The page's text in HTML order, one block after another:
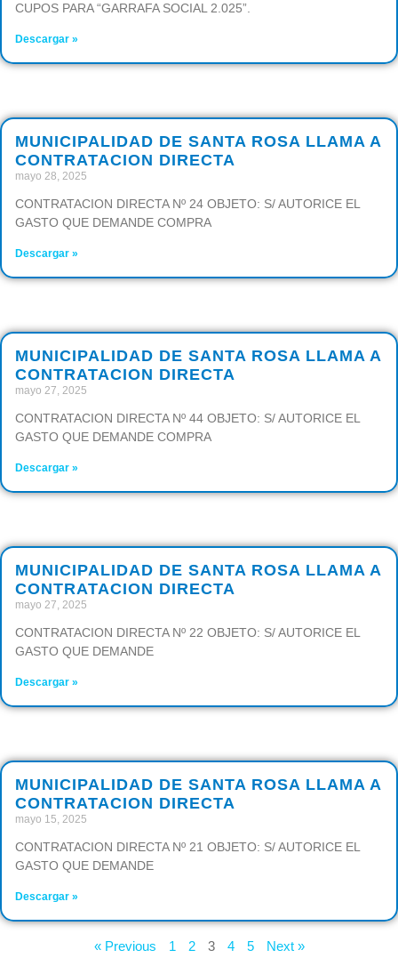
CUPOS PARA “GARRAFA SOCIAL 2.025”.
Descargar »
MUNICIPALIDAD DE SANTA ROSA LLAMA A
CONTRATACION DIRECTA
mayo 28, 2025
CONTRATACION DIRECTA Nº 24 OBJETO: S/ AUTORICE EL
GASTO QUE DEMANDE COMPRA
Descargar »
MUNICIPALIDAD DE SANTA ROSA LLAMA A
CONTRATACION DIRECTA
mayo 27, 2025
CONTRATACION DIRECTA Nº 44 OBJETO: S/ AUTORICE EL
GASTO QUE DEMANDE COMPRA
Descargar »
MUNICIPALIDAD DE SANTA ROSA LLAMA A
CONTRATACION DIRECTA
mayo 27, 2025
CONTRATACION DIRECTA Nº 22 OBJETO: S/ AUTORICE EL
GASTO QUE DEMANDE
Descargar »
MUNICIPALIDAD DE SANTA ROSA LLAMA A
CONTRATACION DIRECTA
mayo 15, 2025
CONTRATACION DIRECTA Nº 21 OBJETO: S/ AUTORICE EL
GASTO QUE DEMANDE
Descargar »
« Previous 1 2 3 4 5 Next »